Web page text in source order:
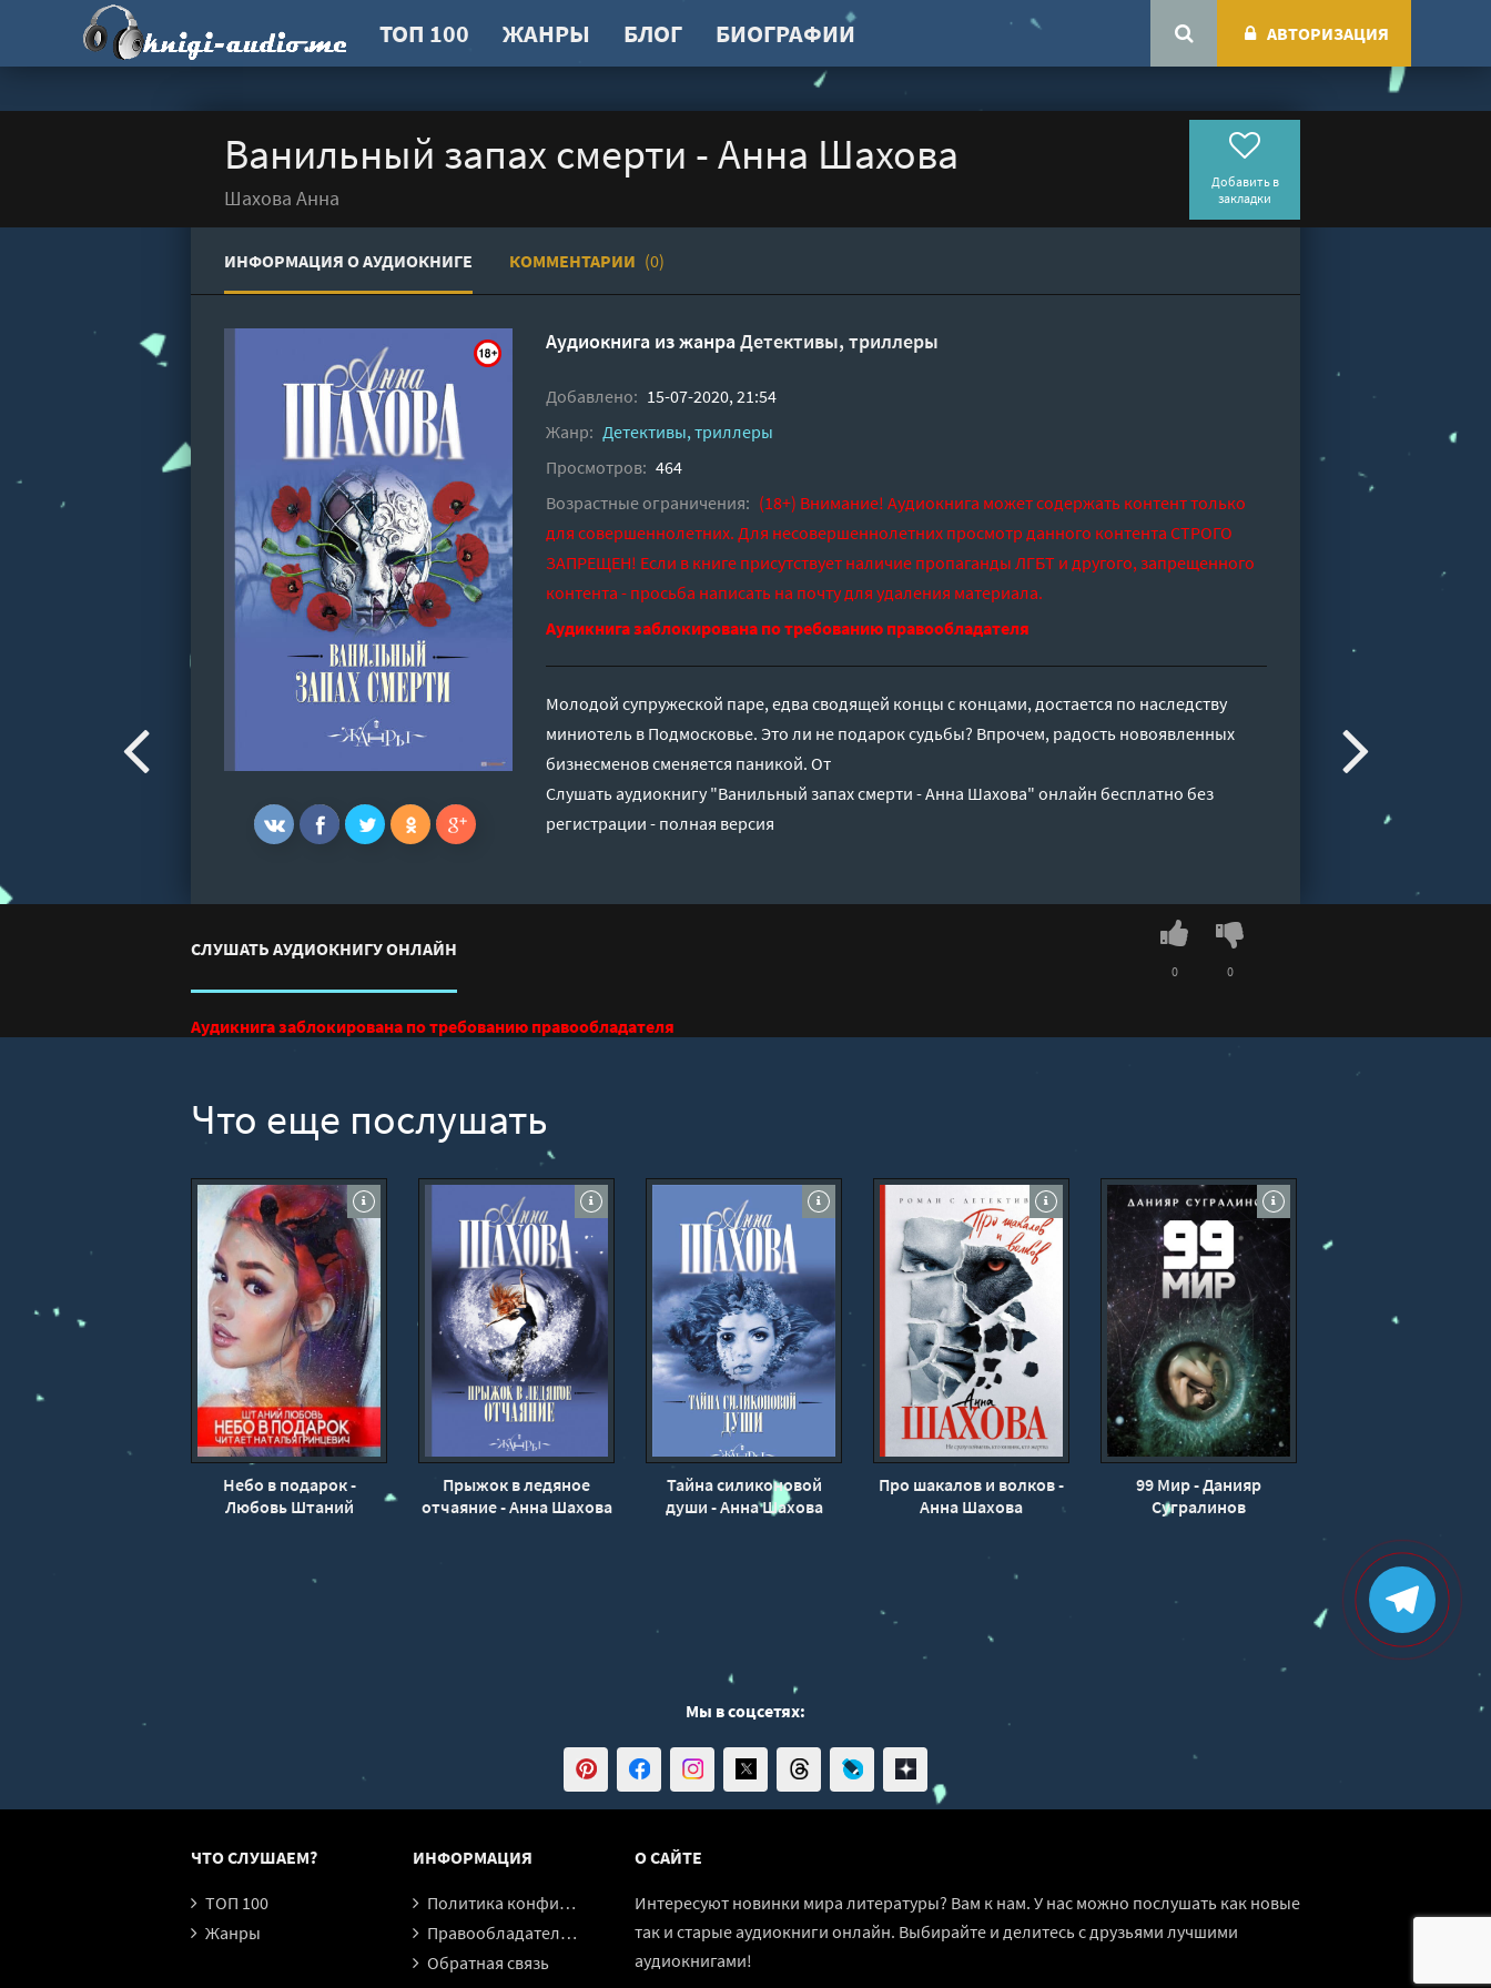
ТОП 100 ЖАНРЫ БЛОГ БИОГРАФИИ АВТОРИЗАЦИЯ
Ванильный запах смерти - Анна Шахова
Шахова Анна
Добавить в
закладки
ИНФОРМАЦИЯ О АУДИОКНИГЕ КОММЕНТАРИИ (0)
Аудиокнига из жанраДетективы, триллеры
Добавлено: 15-07-2020, 21:54
Жанр: Детективы, триллеры
Просмотров: 464
Возрастные ограничения: (18+) Внимание! Аудиокнига может содержать контент только
для совершеннолетних. Для несовершеннолетних просмотр данного контента СТРОГО
ЗАПРЕЩЕН! Если в книге присутствует наличие пропаганды ЛГБТ и другого, запрещенного
контента - просьба написать на почту для удаления материала.
Аудикнига заблокирована по требованию правообладателя
Молодой супружеской паре, едва сводящей концы с концами, достается по наследству
миниотель в Подмосковье. Это ли не подарок судьбы? Впрочем, радость новоявленных
бизнесменов сменяется паникой. От
Слушать аудиокнигу "Ванильный запах смерти - Анна Шахова" онлайн бесплатно без
регистрации - полная версия
СЛУШАТЬ АУДИОКНИГУ ОНЛАЙН
0 0
Аудикнига заблокирована по требованию правообладателя
Что еще послушать
Небо в подарок -
Любовь Штаний
Прыжок в ледяное
отчаяние - Анна Шахова
Тайна силиконовой
души - Анна Шахова
Про шакалов и волков -
Анна Шахова
99 Мир - Данияр
Сугралинов
Мы в соцсетях:
ЧТО СЛУШАЕМ?
ТОП 100
Жанры
ИНФОРМАЦИЯ
Политика конфиденциальности
Правообладателям
Обратная связь
О САЙТЕ
Интересуют новинки мира литературы? Вам к нам. У нас можно послушать как новые
так и старые аудиокниги онлайн. Выбирайте и делитесь с друзьями лучшими
аудиокнигами!